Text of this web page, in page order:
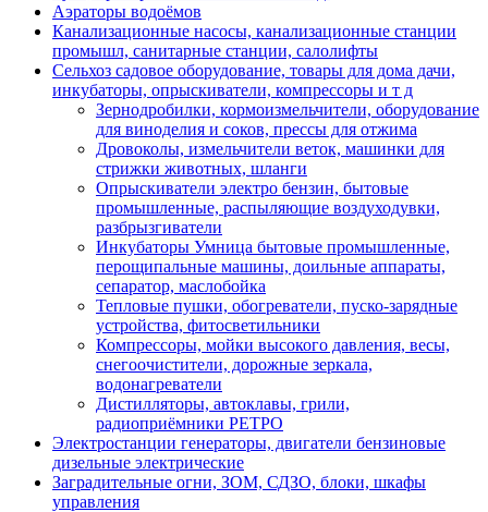
Аэраторы водоёмов
Канализационные насосы, канализационные станции
промышл, санитарные станции, салолифты
Сельхоз садовое оборудование, товары для дома дачи,
инкубаторы, опрыскиватели, компрессоры и т д
Зернодробилки, кормоизмельчители, оборудование
для виноделия и соков, прессы для отжима
Дровоколы, измельчители веток, машинки для
стрижки животных, шланги
Опрыскиватели электро бензин, бытовые
промышленные, распыляющие воздуходувки,
разбрызгиватели
Инкубаторы Умница бытовые промышленные,
перощипальные машины, доильные аппараты,
сепаратор, маслобойка
Тепловые пушки, обогреватели, пуско-зарядные
устройства, фитосветильники
Компрессоры, мойки высокого давления, весы,
снегоочистители, дорожные зеркала,
водонагреватели
Дистилляторы, автоклавы, грили,
радиоприёмники РЕТРО
Электростанции генераторы, двигатели бензиновые
дизельные электрические
Заградительные огни, ЗОМ, СДЗО, блоки, шкафы
управления